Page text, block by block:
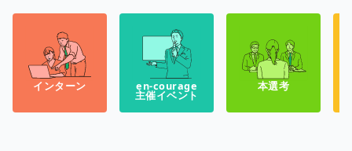
インターン en-courage
主催イベント
本選考